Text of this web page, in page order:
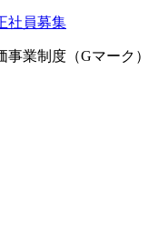
業制度（Gマーク）